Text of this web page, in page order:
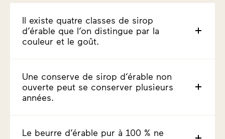
Il existe quatre classes de sirop
d’érable que l’on distingue par la
couleur et le goût.
Une conserve de sirop d’érable non
ouverte peut se conserver plusieurs
années.
Le beurre d’érable pur à 100 % ne